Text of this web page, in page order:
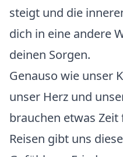
steigt und die
dich in eine andere
deinen Sorgen.
Genauso wie unser
unser Herz und
brauchen etwas
Reisen gibt uns